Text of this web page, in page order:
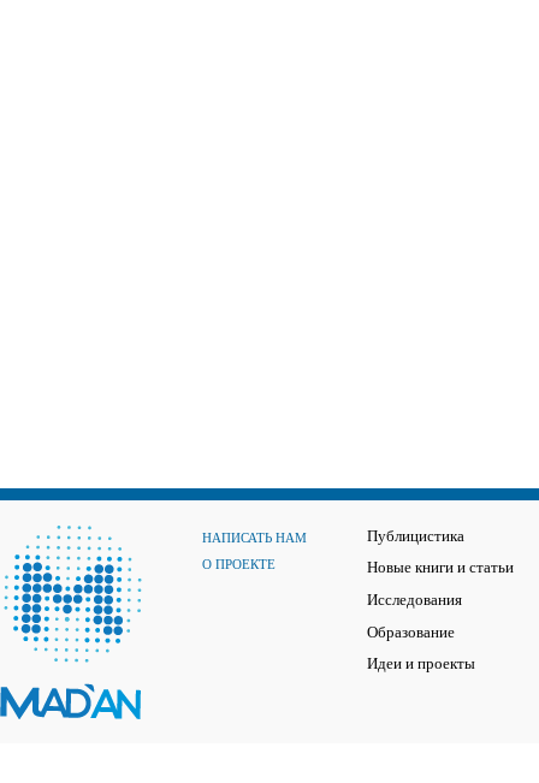
НАПИСАТЬ НАМ
О ПРОЕКТЕ
Публицистика
Новые книги и статьи
Исследования
Образование
Идеи и проекты